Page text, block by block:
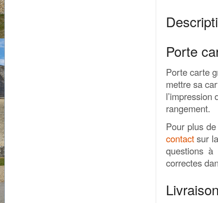
Porte
Porte carte
mettre sa
rangement.
Pour plus
contactsur
questions
correctes